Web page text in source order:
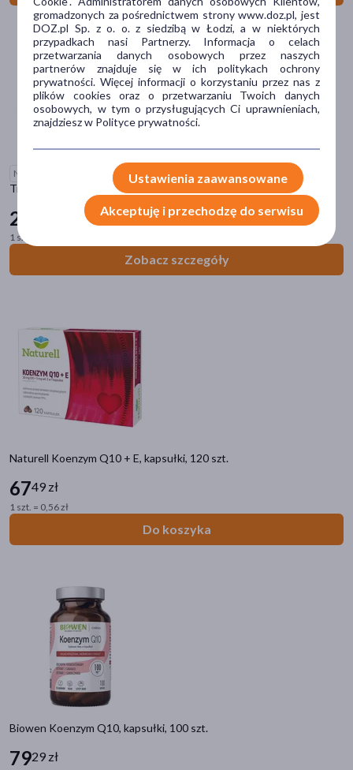
Niedostępne online
Tran Hasco, 500 mg, kapsułki miękkie, 60 szt.
25
1 szt. = 0,42 zł
Zobacz szczegóły
Naturell Koenzym Q10 + E, kapsułki, 120 szt.
6749 zł
1 szt. = 0,56 zł
Do koszyka
Biowen Koenzym Q10, kapsułki, 100 szt.
7929 zł
płyn(44)
tabletka(33)
olej(13)
krople(10)
pokaż więcej
Główne składniki
kwasy omega-3 (115)
(112)
(109)
Specyfika
Dla wegan
Dla wegetarian(34)
Bez barwników(11)
pokaż więcej
skorupiaki(2)
soja(1)
Zalecenia żywieniowe
Bez glutenu(75)
Bez laktozy(51)
Bez dodatku cukru
gromadzonych za pośrednictwem strony www.doz.pl, jest
DOZ.pl Sp. z o. o. z siedzibą w Łodzi, a w niektórych
przypadkach nasi Partnerzy. Informacja o celach
przetwarzania danych osobowych przez naszych
partnerów znajduje się w ich politykach ochrony
prywatności. Więcej informacji o korzystaniu przez nas z
plików cookies oraz o przetwarzaniu Twoich danych
osobowych, w tym o przysługujących Ci uprawnieniach,
znajdziesz w Polityce prywatności.
Ustawienia zaawansowane
Akceptuję i przechodzę do serwisu